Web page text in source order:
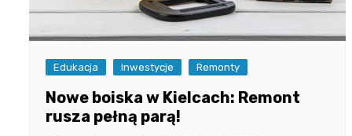
Edukacja Inwestycje Remonty
Nowe boiska w Kielcach: Remont
rusza pełną parą!